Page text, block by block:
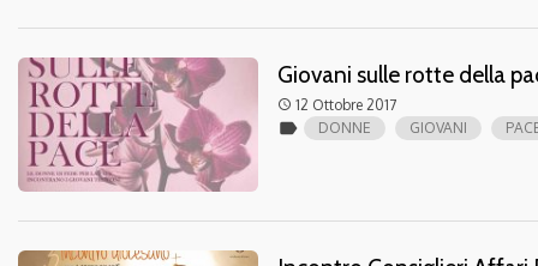
Giovani sulle rotte della
access_time 12 Ottobre 2017
label DONNE GIOVANI